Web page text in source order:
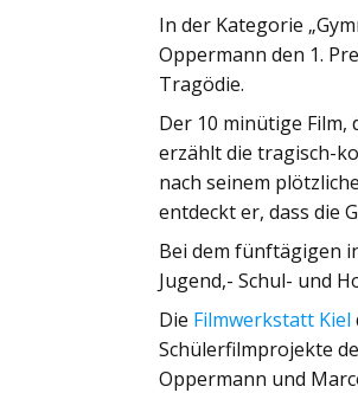
In der Kategorie
Oppermann den 1.
Tragödie.
Der 10 minütige Film,
erzählt die tragisch-
nach seinem
entdeckt er, dass die
Bei dem fünftägigen
Jugend,- Schul- und
Die Filmwerkstatt Kiel
Schülerfilmprojekte
Oppermann und